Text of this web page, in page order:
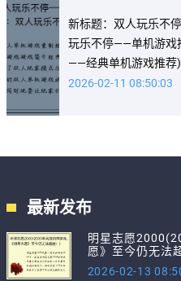
新标题：双人玩乐不
玩乐不停——单机游戏
——经典单机游戏推荐)
2026-02-11 08:50:03
最新发布
明星志愿
愿》至今仍无法
2026-02-13